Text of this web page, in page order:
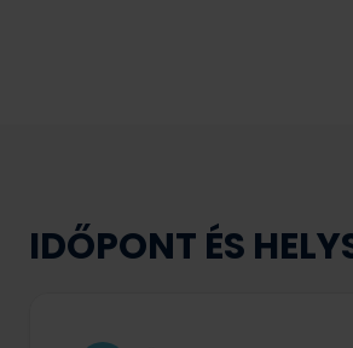
IDŐPONT ÉS